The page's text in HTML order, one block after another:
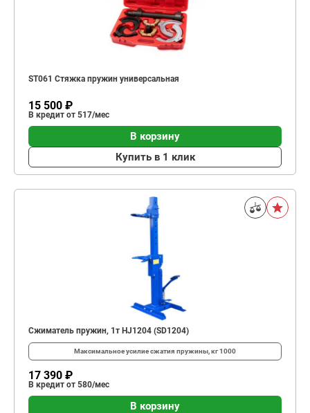
ST061 Стяжка пружин универсальная
15 500 ₽
В кредит от 517/мес
В корзину
Купить в 1 клик
Сжиматель пружин, 1т HJ1204 (SD1204)
Максимальное усилие сжатия пружины, кг1000
17 390 ₽
В кредит от 580/мес
В корзину